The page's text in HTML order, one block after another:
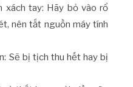
xách tay: Hãy bỏ vào rổ
nên tắt nguồn máy tính
Sẽ bị tịch thu hết hay bị